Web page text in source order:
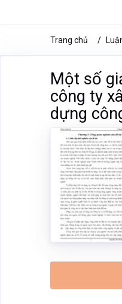
Trang chủ
Một số
công ty
dựng